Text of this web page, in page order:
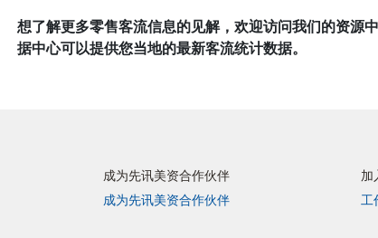
想了解更多零售客流信息的见解，欢迎访问我们的资源
据中心可以提供您当地的最新客流统计数据。
成为先讯美资合作伙伴
成为先讯美资合作伙伴
加
工